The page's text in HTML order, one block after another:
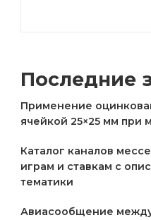
Последние
Применение
ячейкой 25×25 мм при
Каталог каналов
играм и ставкам с
тематики
Авиасообщение